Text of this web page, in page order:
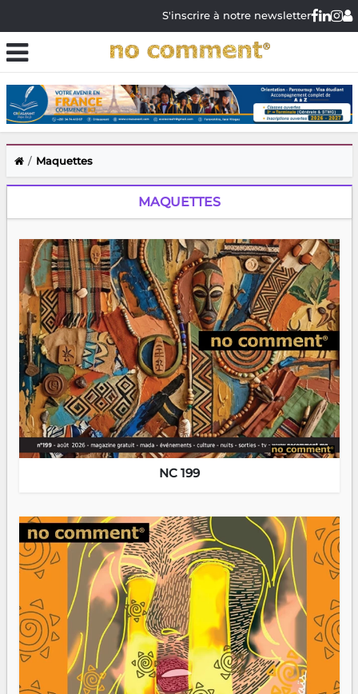
S'inscrire à notre newsletter
Maquettes
MAQUETTES
NC 199